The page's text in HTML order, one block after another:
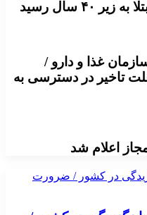
سال رسید
غذا و دارو /
تاخیر در دسترسی به
اعلام شد
حیوان‌گزیدگی در کشور / ضرورت